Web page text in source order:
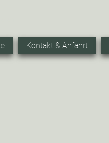
Kontakt & Anfahrt